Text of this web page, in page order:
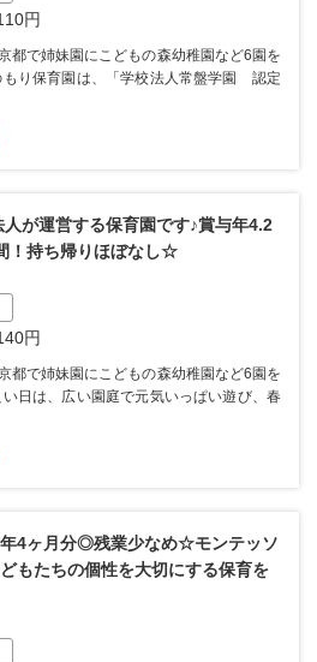
円
都で姉妹園にこどもの森幼稚園など6園を
り保育園は、「学校法人常盤学園 認定
人が運営する保育園です♪賞与年4.2
！持ち帰りほぼなし☆
円
都で姉妹園にこどもの森幼稚園など6園を
日は、広い園庭で元気いっぱい遊び、春
年4ヶ月分◎残業少なめ☆モンテッソ
もたちの個性を大切にする保育を